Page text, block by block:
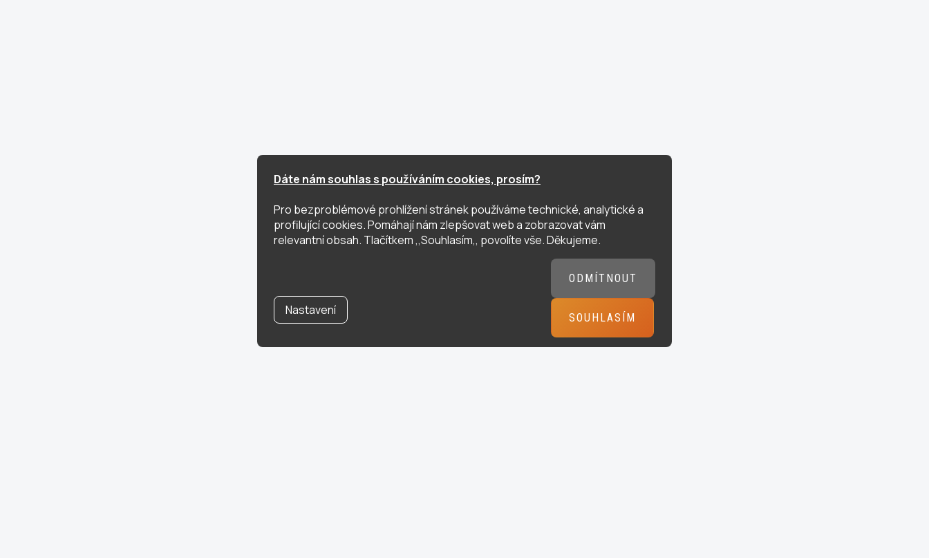
Dáte nám souhlas s používáním cookies, prosím?
Pro bezproblémové prohlížení stránek používáme technické, analytické a
profilující cookies. Pomáhají nám zlepšovat web a zobrazovat vám
relevantní obsah. Tlačítkem ,,Souhlasím,, povolíte vše. Děkujeme.
Nastavení
ODMÍTNOUT
SOUHLASÍM